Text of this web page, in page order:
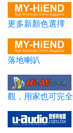
更多新顏色選擇
落地喇叭
觀，用家也可完